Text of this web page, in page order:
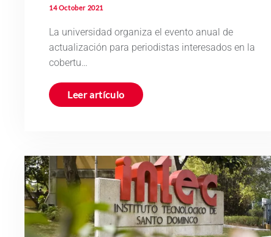
14 October 2021
La universidad organiza el evento anual de
actualización para periodistas interesados en la
cobertu…
Leer artículo